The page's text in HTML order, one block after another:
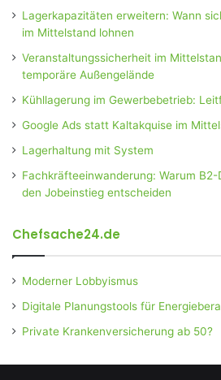
Lagerkapazitäten erweitern: Wann
im Mittelstand lohnen
Veranstaltungssicherheit im
temporäre Außengelände
Kühllagerung im Gewerbebetrieb:
Google Ads statt Kaltakquise im
Lagerhaltung mit System
Fachkräfteeinwanderung: Warum
den Jobeinstieg entscheiden
Chefsache24.de
Moderner Lobbyismus
Digitale Planungstools für
Private Krankenversicherung ab 50?